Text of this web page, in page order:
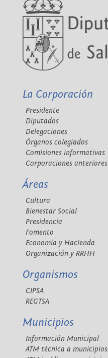
La Corporación
Presidente
Diputados
Delegaciones
Órganos colegiados
Comisiones informativas
Corporaciones anteriores
Áreas
Cultura
Bienestar Social
Presidencia
Fomento
Economía y Hacienda
Organización y RRHH
Organismos
CIPSA
REGTSA
Municipios
Información Municipal
ATM técnica a municipios